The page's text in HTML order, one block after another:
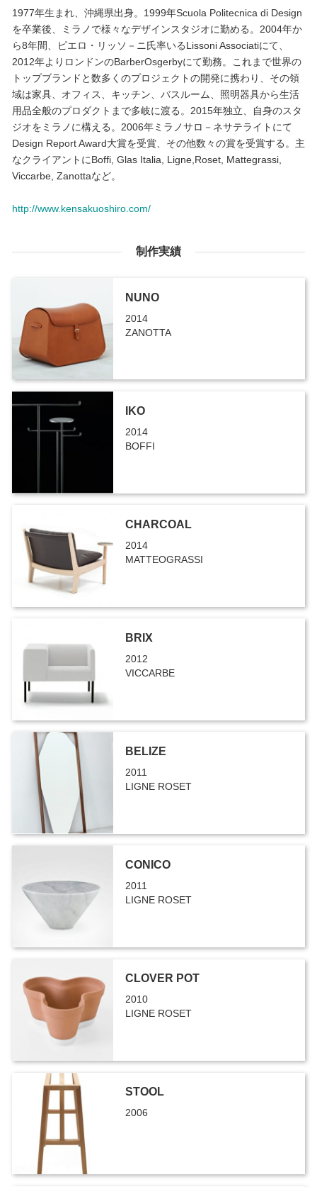
1977年生まれ、沖縄県出身。1999年Scuola Politecnica di Design
を卒業後、ミラノで様々なデザインスタジオに勤める。2004年か
ら8年間、ピエロ・リッソ－ニ氏率いるLissoni Associatiにて、
2012年よりロンドンのBarberOsgerbyにて勤務。これまで世界の
トップブランドと数多くのプロジェクトの開発に携わり、その領
域は家具、オフィス、キッチン、バスルーム、照明器具から生活
用品全般のプロダクトまで多岐に渡る。2015年独立、自身のスタ
ジオをミラノに構える。2006年ミラノサロ－ネサテライトにて
Design Report Award大賞を受賞、その他数々の賞を受賞する。主
なクライアントにBoffi, Glas Italia, Ligne,Roset, Mattegrassi,
Viccarbe, Zanottaなど。
http://www.kensakuoshiro.com/
制作実績
NUNO
2014
ZANOTTA
IKO
2014
BOFFI
CHARCOAL
2014
MATTEOGRASSI
BRIX
2012
VICCARBE
BELIZE
2011
LIGNE ROSET
CONICO
2011
LIGNE ROSET
CLOVER POT
2010
LIGNE ROSET
STOOL
2006